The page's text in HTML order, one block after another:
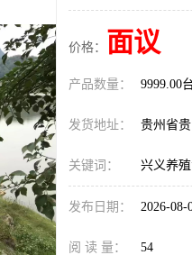
价格： 面议
产品数量： 9999.00
发货地址： 贵州省
关键词： 兴义养
发布日期： 2026-08-
阅 读 量： 54